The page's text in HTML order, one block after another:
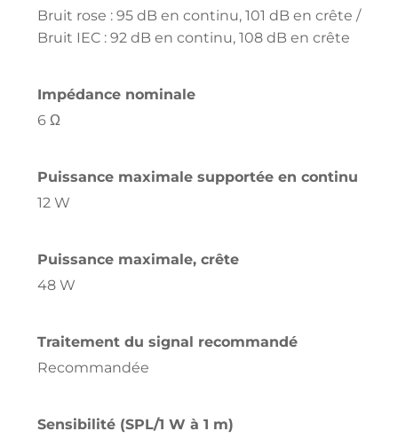
Bruit rose : 95 dB en continu, 101 dB en crête /
Bruit IEC : 92 dB en continu, 108 dB en crête
Impédance nominale
6 Ω
Puissance maximale supportée en continu
12 W
Puissance maximale, crête
48 W
Traitement du signal recommandé
Recommandée
Sensibilité (SPL/1 W à 1 m)